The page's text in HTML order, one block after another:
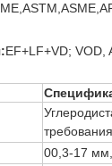
EF+LF+VD; VOD,
00,3-17